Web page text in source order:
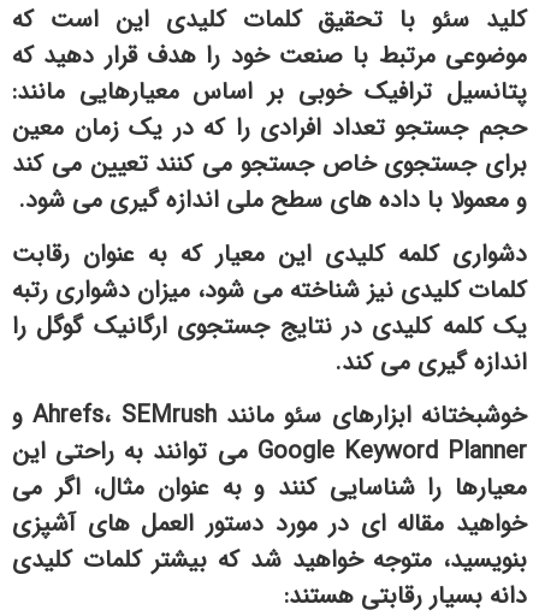
کلید سئو با تحقیق کلمات کلیدی این است که
موضوعی مرتبط با صنعت خود را هدف قرار دهید که
پتانسیل ترافیک خوبی بر اساس معیارهایی مانند:
حجم جستجو تعداد افرادی را که در یک زمان معین
برای جستجوی خاص جستجو می کنند تعیین می کند
و معمولا با داده های سطح ملی اندازه گیری می شود.
دشواری کلمه کلیدی این معیار که به عنوان رقابت
کلمات کلیدی نیز شناخته می شود، میزان دشواری رتبه
یک کلمه کلیدی در نتایج جستجوی ارگانیک گوگل را
اندازه گیری می کند.
خوشبختانه ابزارهای سئو مانند Ahrefs، SEMrush و
Google Keyword Planner می توانند به راحتی این
معیارها را شناسایی کنند و به عنوان مثال، اگر می
خواهید مقاله ای در مورد دستور العمل های آشپزی
بنویسید، متوجه خواهید شد که بیشتر کلمات کلیدی
دانه بسیار رقابتی هستند: